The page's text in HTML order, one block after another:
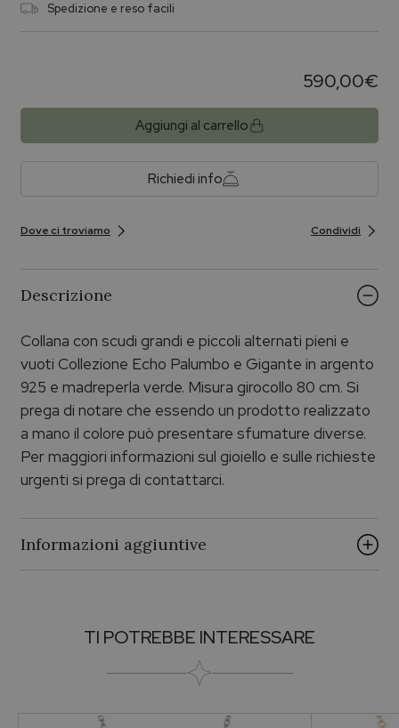
Spedizione e reso facili
590,00€
Aggiungi al carrello
Richiedi info
Dove ci troviamo Condividi
Descrizione
Collana con scudi grandi e piccoli alternati pieni e
vuoti Collezione Echo Palumbo e Gigante in argento
925 e madreperla verde. Misura girocollo 80 cm. Si
prega di notare che essendo un prodotto realizzato
a mano il colore può presentare sfumature diverse.
Per maggiori informazioni sul gioiello e sulle richieste
urgenti si prega di contattarci.
Informazioni aggiuntive
ECHO PALUMBO & GIGANTE
TI POTREBBE INTERESSARE